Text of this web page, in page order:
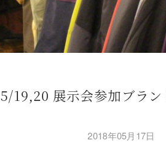
5/19,20 展示会参加ブラン
2018年05月17日